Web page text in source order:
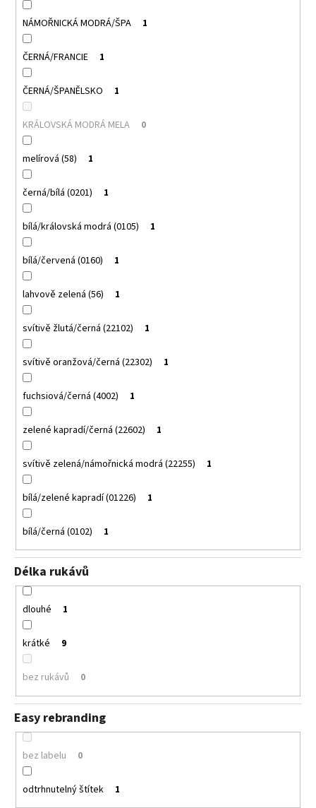
NÁMOŘNICKÁ MODRÁ/ŠPA 1
ČERNÁ/FRANCIE 1
ČERNÁ/ŠPANĚLSKO 1
KRÁLOVSKÁ MODRÁ MELA 0
melírová (58) 1
černá/bílá (0201) 1
bílá/královská modrá (0105) 1
bílá/červená (0160) 1
lahvově zelená (56) 1
svítivě žlutá/černá (22102) 1
svítivě oranžová/černá (22302) 1
fuchsiová/černá (4002) 1
zelené kapradí/černá (22602) 1
svítivě zelená/námořnická modrá (22255) 1
bílá/zelené kapradí (01226) 1
bílá/černá (0102) 1
Délka rukávů
dlouhé 1
krátké 9
bez rukávů 0
Easy rebranding
bez labelu 0
odtrhnutelný štítek 1